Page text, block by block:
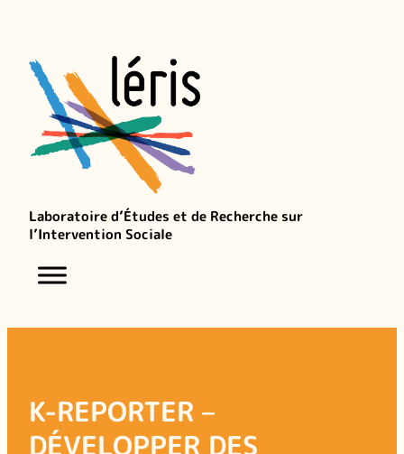
contenu
Laboratoire d’Études et de Recherche sur
l’Intervention Sociale
K-REPORTER –
DÉVELOPPER DES